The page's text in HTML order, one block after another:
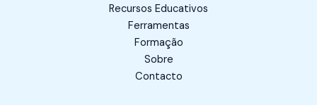
Recursos Educativos
Ferramentas
Formação
Sobre
Contacto